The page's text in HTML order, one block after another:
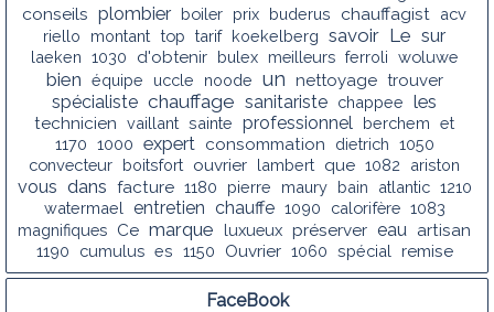
conseils plombier boiler prix buderus chauffagist
acv
riello
montant top tarif koekelberg savoir Le sur
laeken 1030 d'obtenir bulex meilleurs ferroli woluwe
bien équipe uccle noode un nettoyage trouver
spécialiste chauffage sanitariste chappee les
technicien vaillant sainte professionnel berchem et
1170 1000 expert consommation dietrich 1050
convecteur boitsfort ouvrier lambert que 1082 ariston
vous dans facture 1180 pierre maury bain atlantic 1210
watermael
entretien chauffe 1090 calorifère 1083
magnifiques Ce marque luxueux préserver eau artisan
1190 cumulus es 1150 Ouvrier 1060 spécial remise
FaceBook